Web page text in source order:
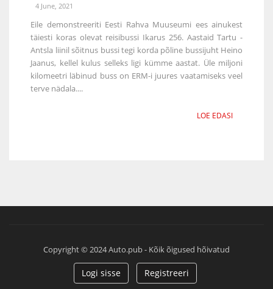
4 June, 2021
Eile demonstreeriti Eesti Rahva Muuseumi ees ainukest
täiesti koras olevat reisibussi Ikarus 256. Aastaid Tartu -
Antsla liinil sõitnus bussi tegi korda põline bussijuht Heino
Jaanus, kellel kulus selleks ligi kümme aastat. Üle miljoni
kilomeetri läbinud buss on ERM-i juures vaatamiseks veel
terve nädala....
LOE EDASI
Copyright © 2024 Auto.pub - Kõik õigused hõivatud
Logi sisse Registreeri